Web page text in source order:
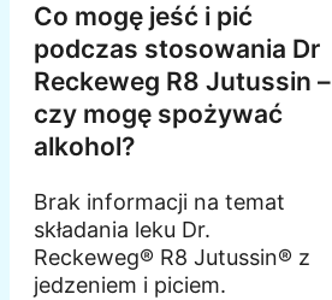
Co mogę jeść i pić
podczas stosowania Dr
Reckeweg R8 Jutussin –
czy mogę spożywać
alkohol?
Brak informacji na temat
składania leku Dr.
Reckeweg® R8 Jutussin® z
jedzeniem i piciem.